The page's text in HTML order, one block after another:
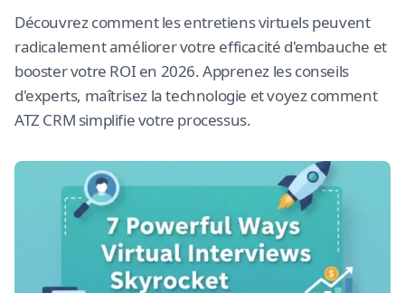
Découvrez comment les entretiens virtuels peuvent
radicalement améliorer votre efficacité d'embauche et
booster votre ROI en 2026. Apprenez les conseils
d'experts, maîtrisez la technologie et voyez comment
ATZ CRM simplifie votre processus.